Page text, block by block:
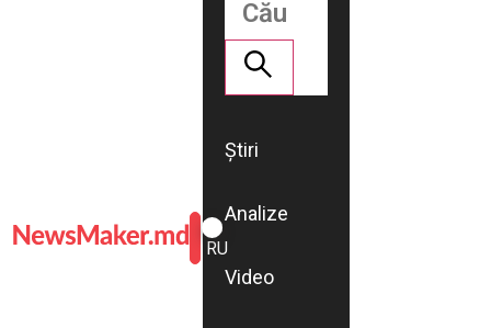
ROMÂNĂ
RU
Știri
Analize
Video